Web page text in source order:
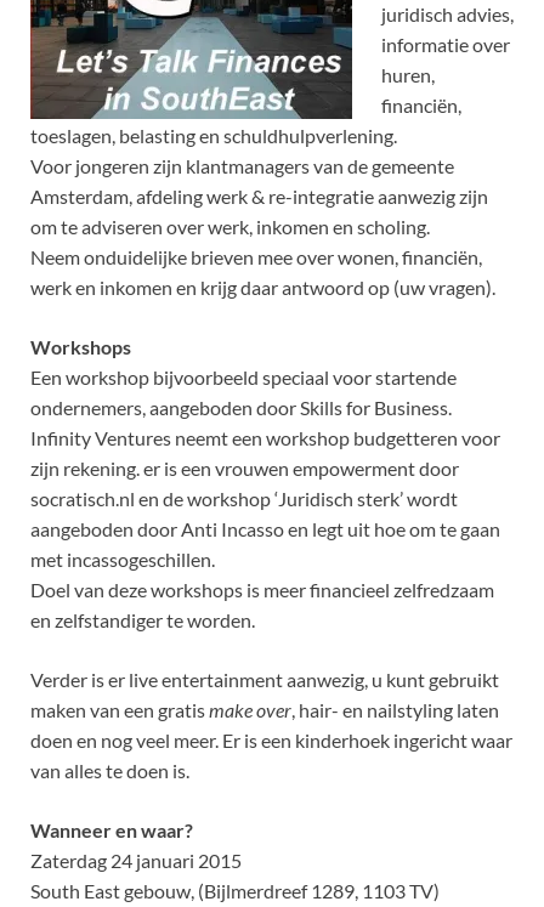
juridisch advies,
informatie over
huren,
financiën,
toeslagen, belasting en schuldhulpverlening.
Voor jongeren zijn klantmanagers van de gemeente
Amsterdam, afdeling werk & re-integratie aanwezig zijn
om te adviseren over werk, inkomen en scholing.
Neem onduidelijke brieven mee over wonen, financiën,
werk en inkomen en krijg daar antwoord op (uw vragen).
Workshops
Een workshop bijvoorbeeld speciaal voor startende
ondernemers, aangeboden door Skills for Business.
Infinity Ventures neemt een workshop budgetteren voor
zijn rekening. er is een vrouwen empowerment door
socratisch.nl en de workshop ‘Juridisch sterk’ wordt
aangeboden door Anti Incasso en legt uit hoe om te gaan
met incassogeschillen.
Doel van deze workshops is meer financieel zelfredzaam
en zelfstandiger te worden.
Verder is er live entertainment aanwezig, u kunt gebruikt
maken van een gratismake over , hair- en nailstyling laten
doen en nog veel meer​. Er is een kinderhoek ingericht waar
van alles te doen is.
Wanneer en waar?
Zaterdag 24 januari 2015
South East gebouw, (Bijlmerdreef 1289, 1103 TV)